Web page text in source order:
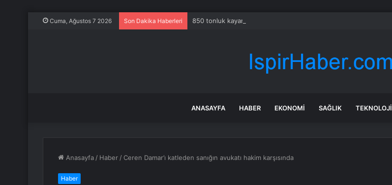
Cuma, Ağustos 7 2026 Son Dakika Haberleri 850 tonluk kayanın altına üç odalı ev inşa etti
ANASAYFA HABER EKONOMI SAĞLIK TEKNOLOJI
Anasayfa / Haber / Ceren Damar’ı katleden sanığın avukatı hakim karşısında
Haber